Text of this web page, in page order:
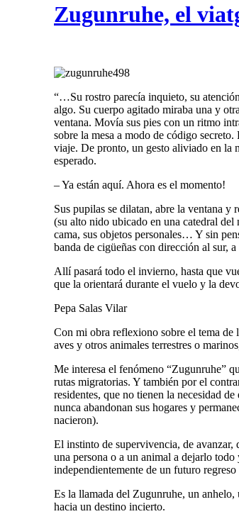
Zugunruhe, el
“…Su rostro parecía inquieto, su
algo. Su cuerpo agitado miraba una y
ventana. Movía sus pies con un ritmo
sobre la mesa a modo de código
viaje. De pronto, un gesto aliviado en la
esperado.
– Ya están aquí. Ahora es el momento!
Sus pupilas se dilatan, abre la ventana y
(su alto nido ubicado en una catedral del
cama, sus objetos personales… Y sin
banda de cigüeñas con dirección al sur,
Allí pasará todo el invierno, hasta que
que la orientará durante el vuelo y la
Pepa Salas Vilar
Con mi obra reflexiono sobre el tema
aves y otros animales terrestres o
Me interesa el fenómeno “Zugunruhe”
rutas migratorias. Y también por el
residentes, que no tienen la necesidad
nunca abandonan sus hogares y
nacieron).
El instinto de supervivencia, de
una persona o a un animal a dejarlo
independientemente de un futuro
Es la llamada del Zugunruhe, un
hacia un destino incierto.